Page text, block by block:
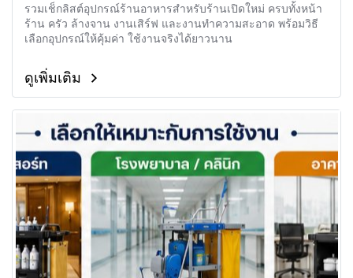
รวมเช็กลิสต์อุปกรณ์ร้านอาหารสำหรับร้านเปิดใหม่ ครบทั้งหน้า
ร้าน ครัว ล้างจาน งานเสิร์ฟ และงานทำความสะอาด พร้อมวิธี
เลือกอุปกรณ์ให้คุ้มค่า ใช้งานจริงได้ยาวนาน
ดูเพิ่มเติม